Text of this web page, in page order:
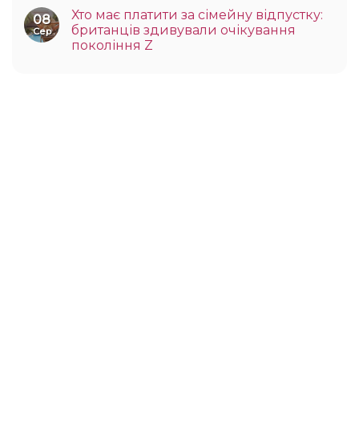
08
Сер
Хто має платити за сімейну відпустку:
британців здивували очікування
покоління Z